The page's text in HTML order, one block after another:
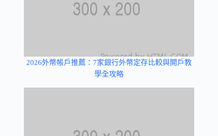
2026外幣帳戶推薦：7家銀行外幣定存比較與開戶教
學全攻略